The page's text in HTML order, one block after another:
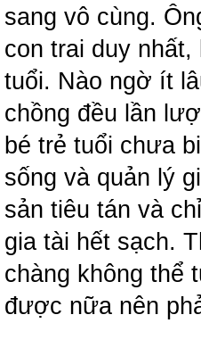
sang vô cùng.
con trai duy nhất,
tuổi. Nào ngờ ít
chồng đều lần
bé trẻ tuổi chưa
sống và quản lý
sản tiêu tán và
gia tài hết sạch.
chàng không thể
được nữa nên